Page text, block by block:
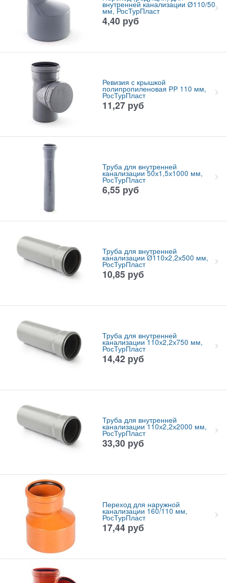
внутренней канализации Ø110/50
мм, РосТурПласт
4,40 руб
Ревизия с крышкой
полипропиленовая PP 110 мм,
РосТурПласт
11,27 руб
Труба для внутренней
канализации 50х1,5х1000 мм,
РосТурПласт
6,55 руб
Труба для внутренней
канализации Ø110х2,2х500 мм,
РосТурПласт
10,85 руб
Труба для внутренней
канализации 110х2,2х750 мм,
РосТурПласт
14,42 руб
Труба для внутренней
канализации 110х2,2х2000 мм,
РосТурПласт
33,30 руб
Переход для наружной
канализации 160/110 мм,
РосТурПласт
17,44 руб